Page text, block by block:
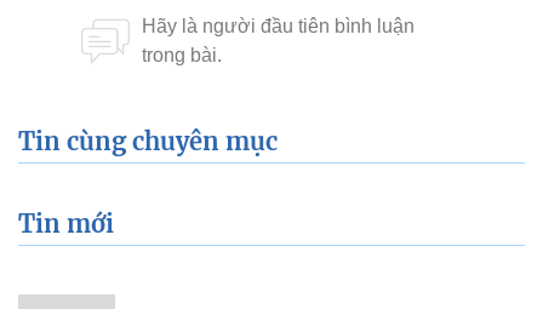
Tin cùng chuyên mục
Tin mới